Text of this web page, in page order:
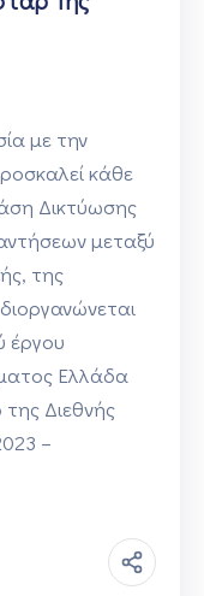
με την
κάθε
Δικτύωσης
μεταξύ
της
έργου
Ελλάδα
Διεθνής
–